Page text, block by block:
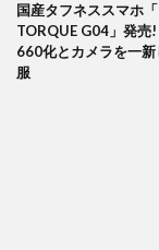
国産タフネススマホ
TORQUE G04」発売!
660化とカメラを一
服